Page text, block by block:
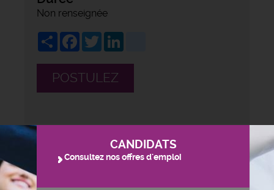
Non renseignée
ShareFacebook
Twitter
POSTULEZ
CANDIDATS
Consultez nos offres d'emploi